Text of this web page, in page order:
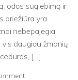
odos suglebimą ir
priežiūra yra
nebepajėgia
daugiau žmonių
[…]